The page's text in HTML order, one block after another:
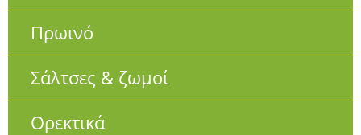
Πρωινό
Σάλτσες & ζωμοί
Ορεκτικά